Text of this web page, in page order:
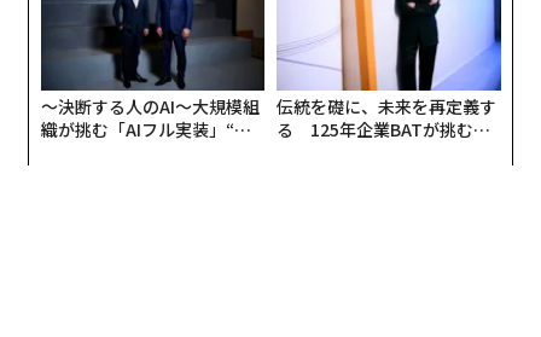
〜決断する人のAI〜大規模組
織が挑む「AIフル実装」“使
伝統を礎に、未来を再定義す
る 125年企業BATが挑むス